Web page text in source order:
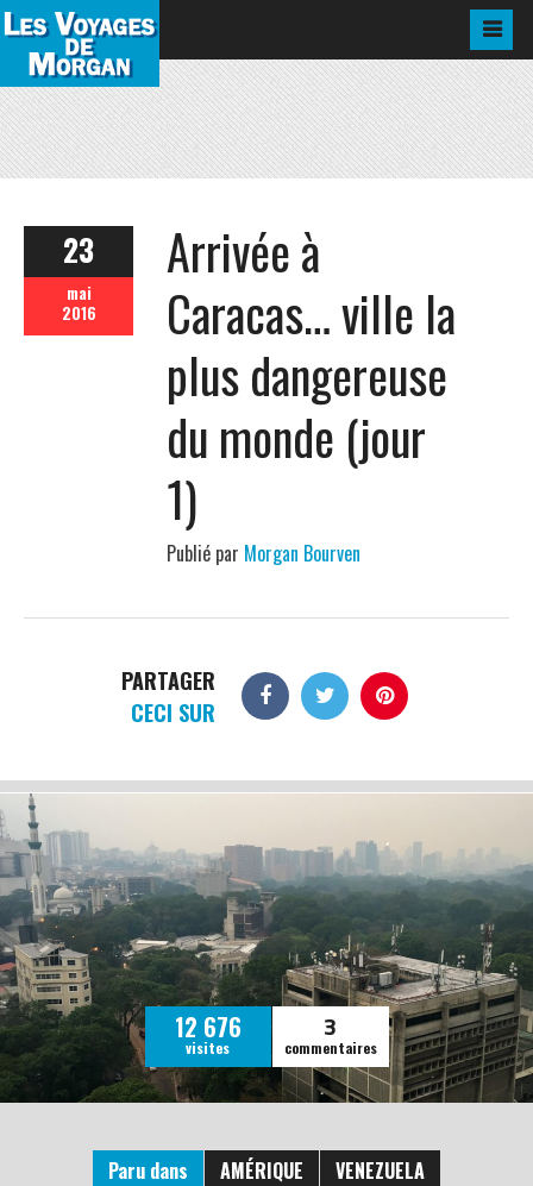
23
mai
2016
Arrivée à
Caracas… ville la
plus dangereuse
du monde (jour
1)
Publié par Morgan Bourven
PARTAGER
CECI SUR
12 676
visites
3
commentaires
Paru dans AMÉRIQUE VENEZUELA